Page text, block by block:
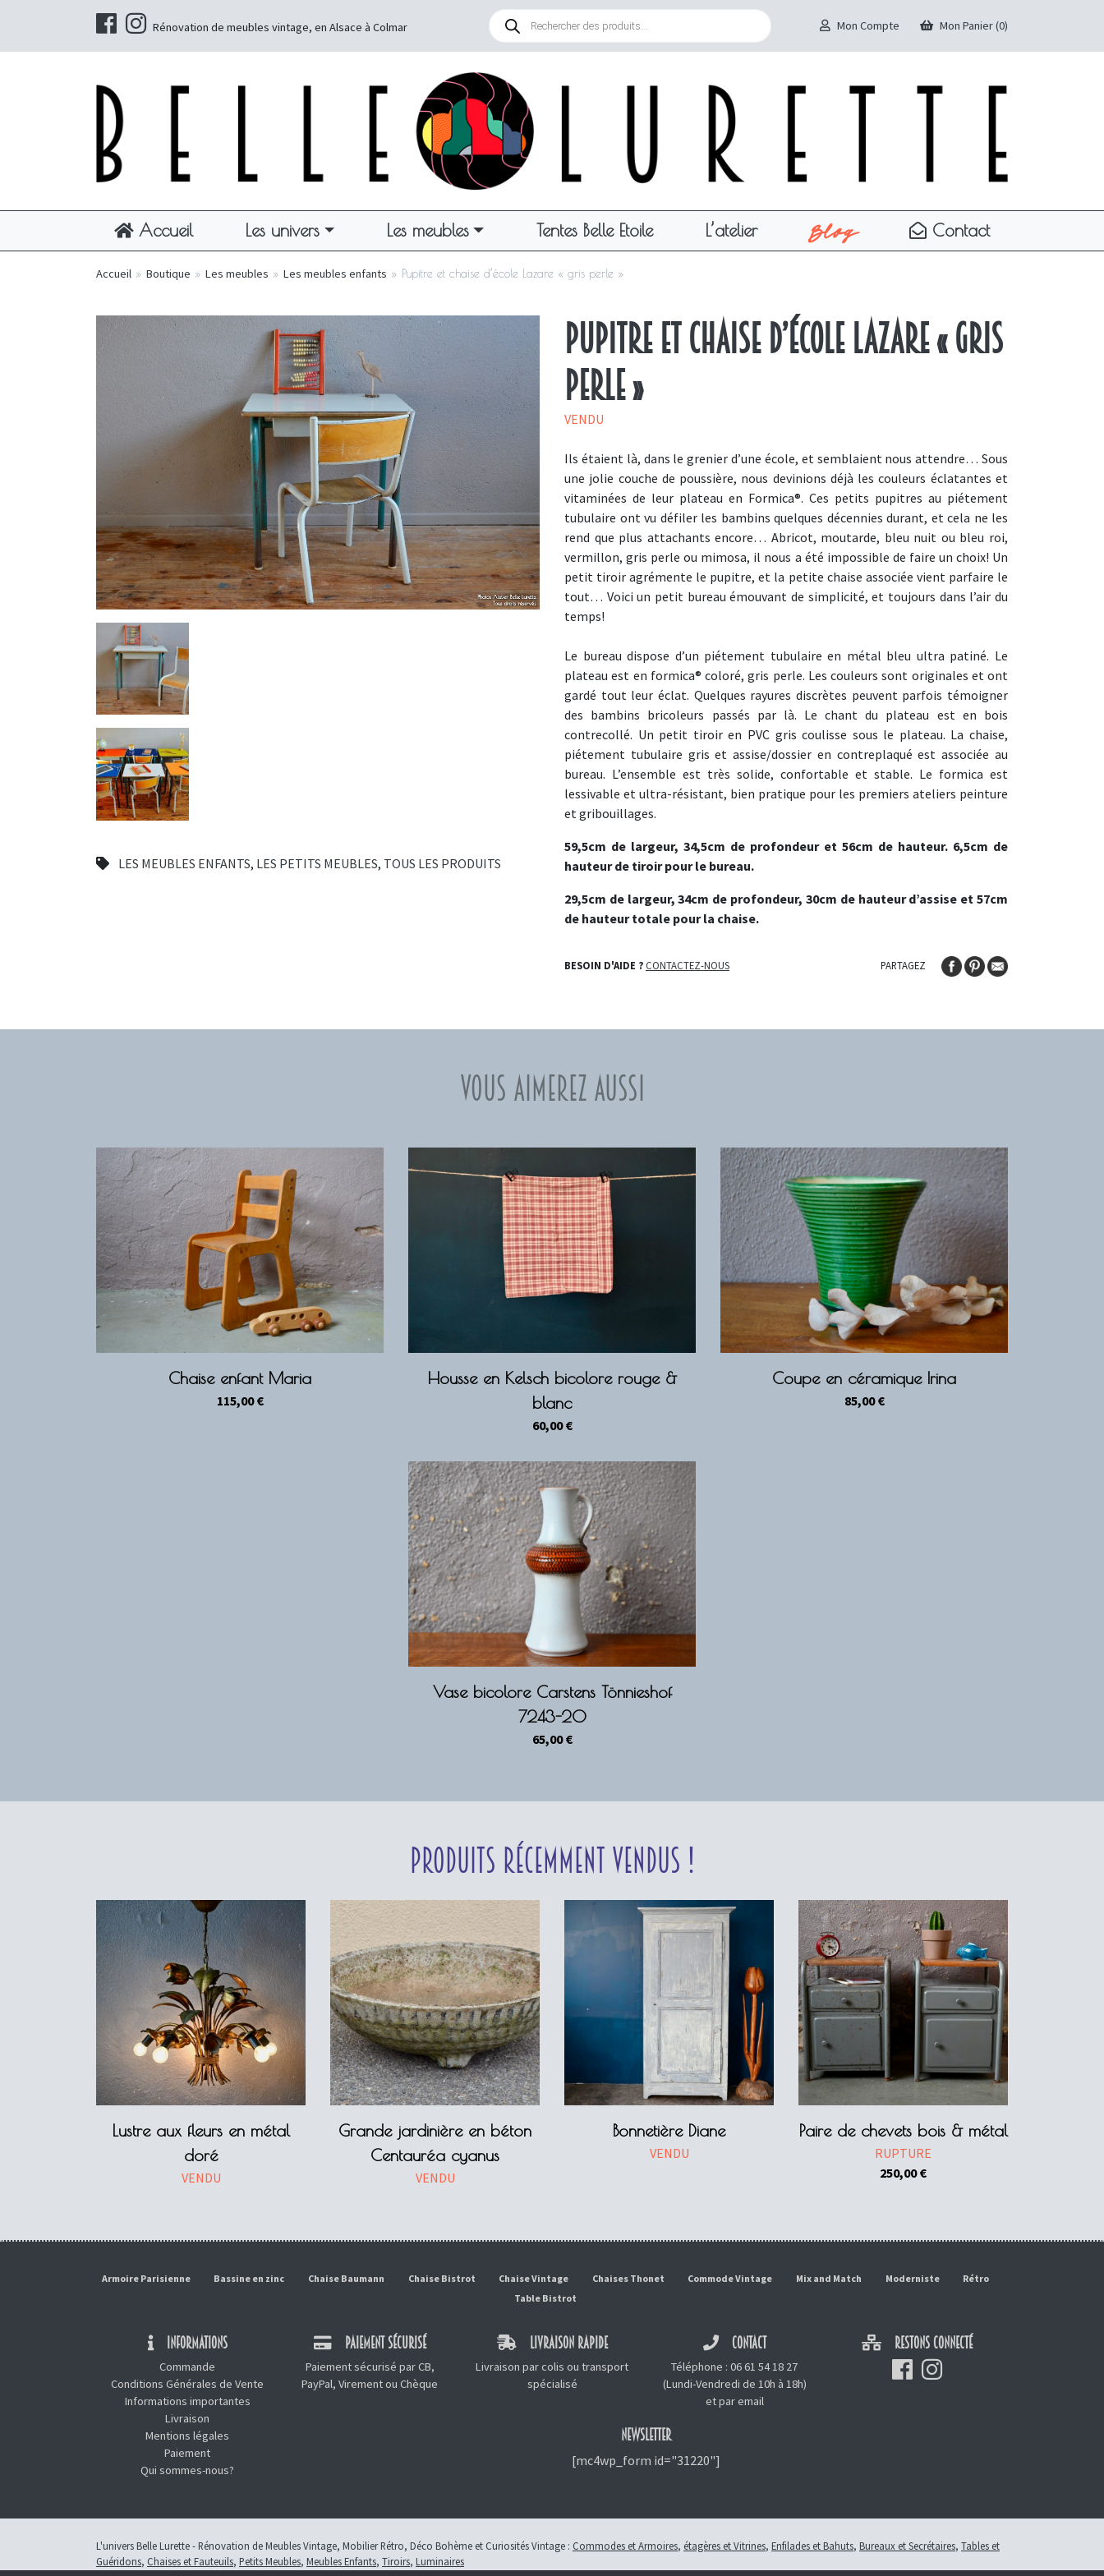
Rénovation de meubles vintage, en Alsace à Colmar
Recherche
produits
Mon Compte Mon Panier (0)
Accueil Les univers Les meubles Tentes Belle Etoile L’atelier Blog Contact
Accueil » Boutique » Les meubles » Les meubles enfants » Pupitre et chaise d’école Lazare « gris perle »
LES MEUBLES ENFANTS, LES PETITS MEUBLES, TOUS LES PRODUITS
Pupitre et chaise d’école Lazare « gris
perle »
VENDU
Ils étaient là, dans le grenier d’une école, et semblaient nous attendre… Sous
une jolie couche de poussière, nous devinions déjà les couleurs éclatantes et
vitaminées de leur plateau en Formica®. Ces petits pupitres au piétement
tubulaire ont vu défiler les bambins quelques décennies durant, et cela ne les
rend que plus attachants encore… Abricot, moutarde, bleu nuit ou bleu roi,
vermillon, gris perle ou mimosa, il nous a été impossible de faire un choix! Un
petit tiroir agrémente le pupitre, et la petite chaise associée vient parfaire le
tout… Voici un petit bureau émouvant de simplicité, et toujours dans l’air du
temps!
Le bureau dispose d’un piétement tubulaire en métal bleu ultra patiné. Le
plateau est en formica® coloré, gris perle. Les couleurs sont originales et ont
gardé tout leur éclat. Quelques rayures discrètes peuvent parfois témoigner
des bambins bricoleurs passés par là. Le chant du plateau est en bois
contrecollé. Un petit tiroir en PVC gris coulisse sous le plateau. La chaise,
piétement tubulaire gris et assise/dossier en contreplaqué est associée au
bureau. L’ensemble est très solide, confortable et stable. Le formica est
lessivable et ultra-résistant, bien pratique pour les premiers ateliers peinture
et gribouillages.
59,5cm de largeur, 34,5cm de profondeur et 56cm de hauteur. 6,5cm de
hauteur de tiroir pour le bureau.
29,5cm de largeur, 34cm de profondeur, 30cm de hauteur d’assise et 57cm
de hauteur totale pour la chaise.
BESOIN D'AIDE ?CONTACTEZ-NOUS PARTAGEZ
Vous aimerez aussi
Chaise enfant Maria
115,00€
Housse en Kelsch bicolore rouge &
blanc
60,00€
Coupe en céramique Irina
85,00€
Vase bicolore Carstens Tönnieshof
7243-20
65,00€
Produits récemment vendus !
Lustre aux fleurs en métal
doré
VENDU
Grande jardinière en béton
Centauréa cyanus
VENDU
Bonnetière Diane
VENDU
Paire de chevets bois & métal
RUPTURE
250,00€
Armoire Parisienne Bassine en zinc Chaise Baumann Chaise Bistrot Chaise Vintage Chaises Thonet Commode Vintage Mix and Match Moderniste
Rétro
Table Bistrot
INFORMATIONS
Commande
Conditions Générales de Vente
Informations importantes
Livraison
Mentions légales
Paiement
Qui sommes-nous?
PAIEMENT SÉCURISÉ
Paiement sécurisé par CB,
PayPal, Virement ou Chèque
LIVRAISON RAPIDE
Livraison par colis ou transport
spécialisé
CONTACT
Téléphone : 06 61 54 18 27
(Lundi-Vendredi de 10h à 18h)
etpar email
RESTONS CONNECTÉ
NEWSLETTER
[mc4wp_form id="31220"]
L'univers Belle Lurette - Rénovation de Meubles Vintage, Mobilier Rétro, Déco Bohème et Curiosités Vintage : Commodes et Armoires, étagères et Vitrines, Enfilades et Bahuts, Bureaux et Secrétaires, Tables et
Guéridons, Chaises et Fauteuils, Petits Meubles, Meubles Enfants, Tiroirs, Luminaires